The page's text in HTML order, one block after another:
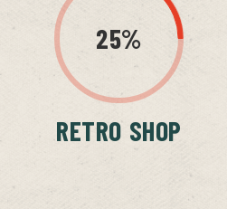
25%
RETRO SHOP